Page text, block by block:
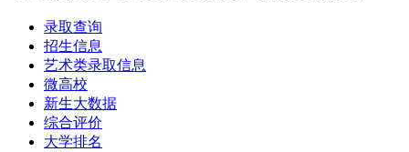
录取查询
招生信息
艺术类录取信息
微高校
新生大数据
综合评价
大学排名